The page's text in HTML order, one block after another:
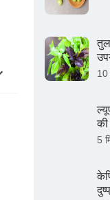
10
5